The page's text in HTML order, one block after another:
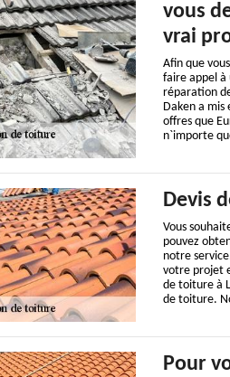
vous
vrai
Afin que
faire appel à
réparation
Daken a
offres que
n`importe
Devis
Vous
pouvez
notre
votre projet
de toiture à
de toiture.
Pour